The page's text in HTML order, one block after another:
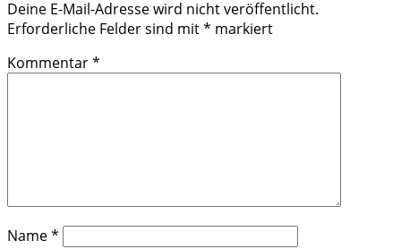
Deine E-Mail-Adresse wird nicht veröffentlicht.
Erforderliche Felder sind mit* markiert
Kommentar*
Name*